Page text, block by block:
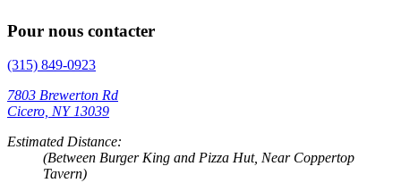
Pour nous contacter
(315) 849-0923
7803 Brewerton Rd
Cicero, NY 13039
Estimated Distance:
(Between Burger King and Pizza Hut, Near Coppertop
Tavern)